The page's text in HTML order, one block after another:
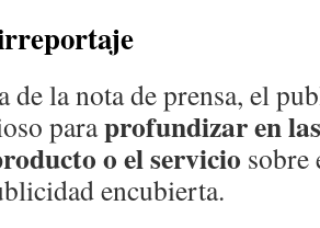
de la nota de prensa, el
paraprofundizar en
o el servicio sobre
encubierta.